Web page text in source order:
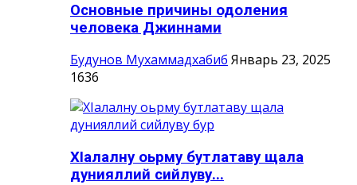
Основные причины одоления
человека Джиннами
Будунов Мухаммадхабиб Январь 23, 2025
1636
ХIалалну оьрму бутлатаву щала
дунияллий сийлуву...